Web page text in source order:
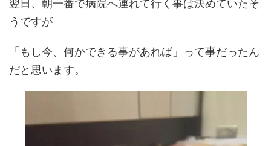
翌日、朝一番で病院へ連れて行く事は決めていたそ
うですが
「もし今、何かできる事があれば」って事だったん
だと思います。